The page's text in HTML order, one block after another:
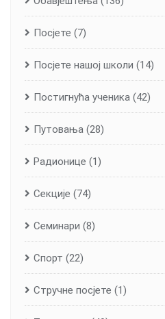
Посјете (7)
Посјете нашој школи (14)
Постигнућа ученика (42)
Путовања (28)
Радионице (1)
Секције (74)
Семинари (8)
Спорт (22)
Стручне посјете (1)